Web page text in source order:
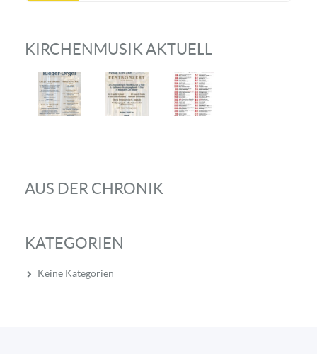
KIRCHENMUSIK AKTUELL
AUS DER CHRONIK
KATEGORIEN
Keine Kategorien